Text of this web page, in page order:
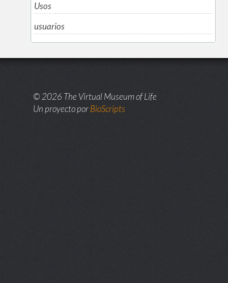
Usos
usuarios
© 2026 The Virtual Museum of Life
Un proyecto porBioScripts